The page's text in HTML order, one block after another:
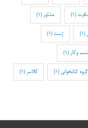
(1) مشاور (1)
(1) ژست(1)
وکار (1)
گروه کتابخوانی (1) گلاسر (1)